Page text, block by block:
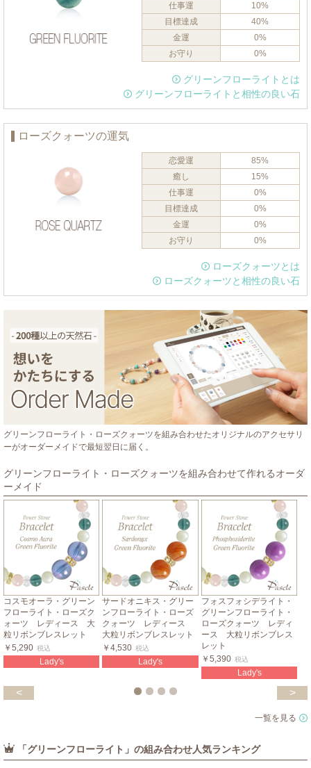
仕事運
10%
目標達成
40%
金運
0%
お守り
0%
グリーンフローライトとは
グリーンフローライトと相性の良い石
ローズクォーツの運気
恋愛運
85%
癒し
15%
仕事運
0%
目標達成
0%
金運
0%
お守り
0%
ローズクォーツとは
ローズクォーツと相性の良い石
グリーンフローライト・ローズクォーツを組み合わせたオリジナルのアクセサリ
ーがオーダーメイドで最短翌日に届く。
グリーンフローライト・ローズクォーツを組み合わせて作れるオーダ
ーメイド
コスモオーラ・グリーン
フローライト・ローズク
ォーツ レディース 大
粒リボンブレスレット
￥5,290 税込
Lady's
サードオニキス・グリー
ンフローライト・ローズ
クォーツ レディース
大粒リボンブレスレット
￥4,530 税込
Lady's
フォスフォシデライト・
グリーンフローライト・
ローズクォーツ レディ
ース 大粒リボンブレス
レット
￥5,390 税込
Lady's
< >
一覧を見る
「グリーンフローライト」の組み合わせ人気ランキング